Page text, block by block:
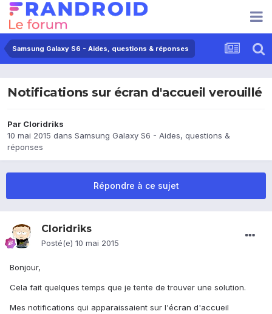
Samsung Galaxy S6 - Aides, questions & réponses
Notifications sur écran d'accueil verouillé
Par Cloridriks
10 mai 2015 dans Samsung Galaxy S6 - Aides, questions &
réponses
Répondre à ce sujet
Cloridriks
Posté(e) 10 mai 2015
Bonjour,
Cela fait quelques temps que je tente de trouver une solution.
Mes notifications qui apparaissaient sur l'écran d'accueil